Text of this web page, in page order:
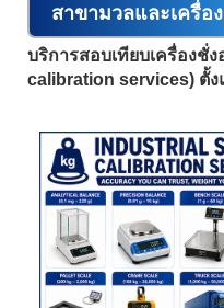
สาขามวลและเครื่อ
บริการสอบเทียบเครื่องชั่
calibration services) ตั้ง